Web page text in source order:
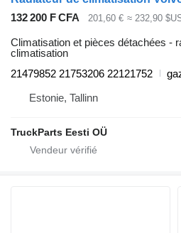
132 200 F CFA 201,60 € ≈ 232,90
Climatisation et pièces détachées -
climatisation
21479852 21753206 22121752
Estonie, Tallinn
TruckParts Eesti OÜ